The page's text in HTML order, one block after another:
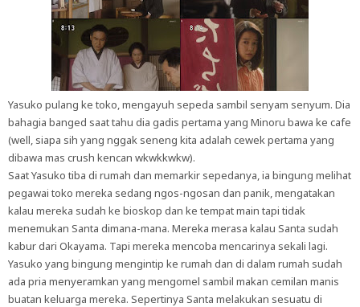
Yasuko pulang ke toko, mengayuh sepeda sambil senyam senyum. Dia
bahagia banged saat tahu dia gadis pertama yang Minoru bawa ke cafe
(well, siapa sih yang nggak seneng kita adalah cewek pertama yang
dibawa mas crush kencan wkwkkwkw).
Saat Yasuko tiba di rumah dan memarkir sepedanya, ia bingung melihat
pegawai toko mereka sedang ngos-ngosan dan panik, mengatakan
kalau mereka sudah ke bioskop dan ke tempat main tapi tidak
menemukan Santa dimana-mana. Mereka merasa kalau Santa sudah
kabur dari Okayama. Tapi mereka mencoba mencarinya sekali lagi.
Yasuko yang bingung mengintip ke rumah dan di dalam rumah sudah
ada pria menyeramkan yang mengomel sambil makan cemilan manis
buatan keluarga mereka. Sepertinya Santa melakukan sesuatu di